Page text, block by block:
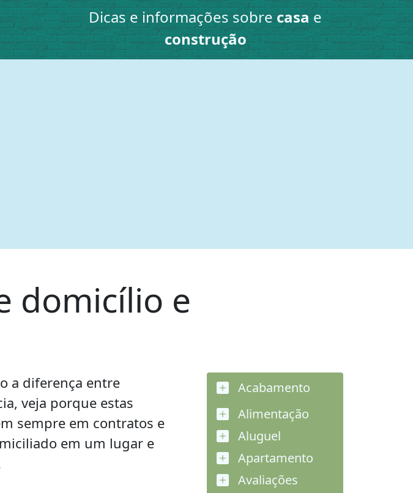
Dicas e informações sobrecasae
construção
domicílio e
a diferença entre
veja porque estas
sempre em contratos e
em um lugar e
Acabamento
Alimentação
Aluguel
Apartamento
Avaliações